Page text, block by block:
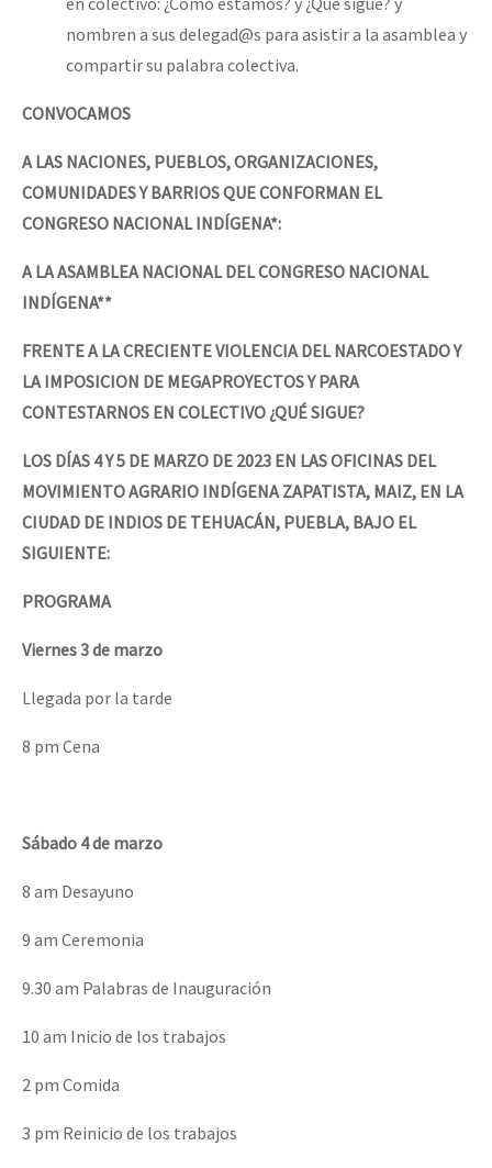
nombren a sus delegad@s para asistir a la asamblea y
compartir su palabra colectiva.
CONVOCAMOS
A LAS NACIONES, PUEBLOS, ORGANIZACIONES,
COMUNIDADES Y BARRIOS QUE CONFORMAN EL
CONGRESO NACIONAL INDÍGENA*:
A LA ASAMBLEA NACIONAL DEL CONGRESO NACIONAL
INDÍGENA**
FRENTE A LA CRECIENTE VIOLENCIA DEL NARCOESTADO Y
LA IMPOSICION DE MEGAPROYECTOS Y PARA
CONTESTARNOS EN COLECTIVO ¿QUÉ SIGUE?
LOS DÍAS 4 Y 5 DE MARZO DE 2023 EN LAS OFICINAS DEL
MOVIMIENTO AGRARIO INDÍGENA ZAPATISTA, MAIZ, EN LA
CIUDAD DE INDIOS DE TEHUACÁN, PUEBLA, BAJO EL
SIGUIENTE:
PROGRAMA
Viernes 3 de marzo
Llegada por la tarde
8 pm Cena
Sábado 4 de marzo
8 am Desayuno
9 am Ceremonia
9.30 am Palabras de Inauguración
10 am Inicio de los trabajos
2 pm Comida
3 pm Reinicio de los trabajos